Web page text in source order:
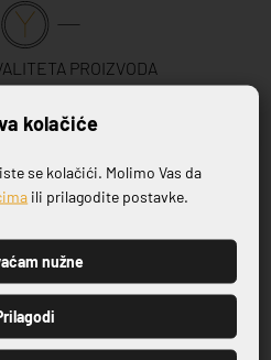
PROIZVODA
naš newsletter
SE
kolačiće
se kolačići. Molimo Vas da
ili prilagodite postavke.
nužne